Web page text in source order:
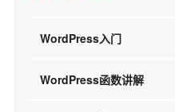
WordPress入门
WordPress函数讲解